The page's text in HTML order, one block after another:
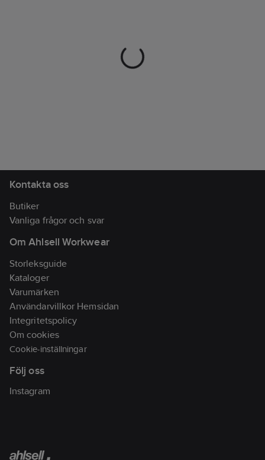
Kontakta oss
Butiker
Vanliga frågor och svar
Om Ahlsell Workwear
Storleksguide
Kataloger
Varumärken
Användarvillkor Hemsidan
Integritetspolicy
Om cookies
Cookie-inställningar
Följ oss
Instagram